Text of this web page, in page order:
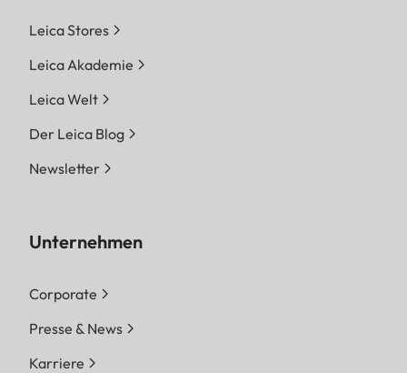
Leica Stores
Leica Akademie
Leica Welt
Der Leica Blog
Newsletter
Unternehmen
Corporate
Presse & News
Karriere